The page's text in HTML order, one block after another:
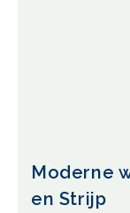
Moderne
en Strijp